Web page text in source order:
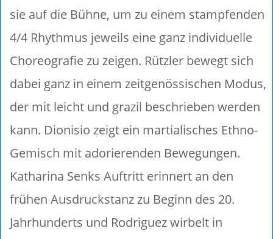
sie auf die Bühne, um zu einem stampfenden
4/4 Rhythmus jeweils eine ganz individuelle
Choreografie zu zeigen. Rützler bewegt sich
dabei ganz in einem zeitgenössischen Modus,
der mit leicht und grazil beschrieben werden
kann. Dionisio zeigt ein martialisches Ethno-
Gemisch mit adorierenden Bewegungen.
Katharina Senks Auftritt erinnert an den
frühen Ausdruckstanz zu Beginn des 20.
Jahrhunderts und Rodriguez wirbelt in